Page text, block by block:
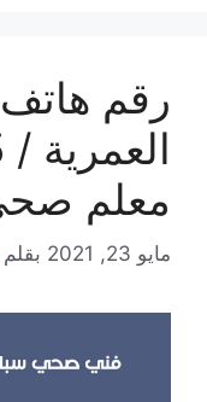
رقم
معلم
مايو 23, 2021 بقلم